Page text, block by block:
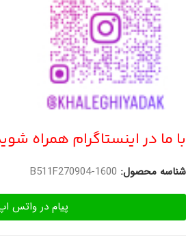
با ما در اینستاگرام همراه
شناسه محصول: B511F270904-1600
پیام در واتس